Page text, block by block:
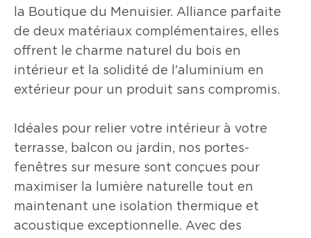
la Boutique du Menuisier. Alliance parfaite
de deux matériaux complémentaires, elles
offrent le charme naturel du bois en
intérieur et la solidité de l'aluminium en
extérieur pour un produit sans compromis.
Idéales pour relier votre intérieur à votre
terrasse, balcon ou jardin, nos portes-
fenêtres sur mesure sont conçues pour
maximiser la lumière naturelle tout en
maintenant une isolation thermique et
acoustique exceptionnelle. Avec des